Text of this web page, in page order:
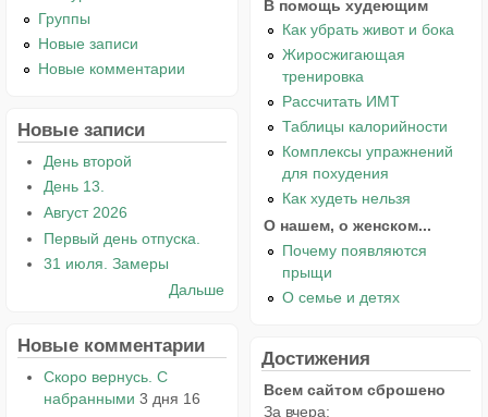
Группы
Новые записи
Новые комментарии
Новые записи
День второй
День 13.
Август 2026
Первый день отпуска.
31 июля. Замеры
Дальше
Новые комментарии
Скоро вернусь. С
набранными 3 дня 16
В помощь худеющим
Как убрать живот и бока
Жиросжигающая
тренировка
Рассчитать ИМТ
Таблицы калорийности
Комплексы упражнений
для похудения
Как худеть нельзя
О нашем, о женском...
Почему появляются
прыщи
О семье и детях
Достижения
Всем сайтом сброшено
За вчера: